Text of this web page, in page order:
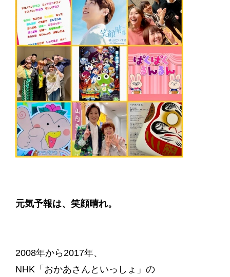
元気予報は、笑顔晴れ。
2008年から2017年、
NHK「おかあさんといっしょ」の